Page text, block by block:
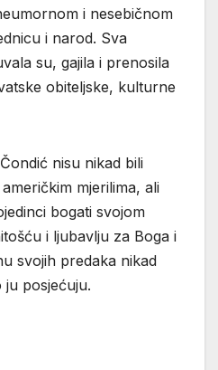
i nesebičnom
i narod. Sva
su, gajila i prenosila
obiteljske, kulturne
nisu nikad bili
mjerilima, ali
bogati svojom
i ljubavlju za Boga i
svojih predaka nikad
ju posjećuju.